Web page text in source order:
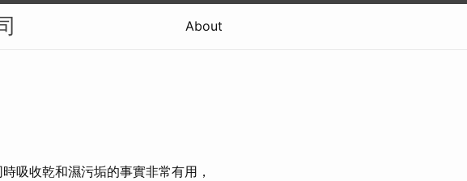
About
吸收乾和濕污垢的事實非常有用，